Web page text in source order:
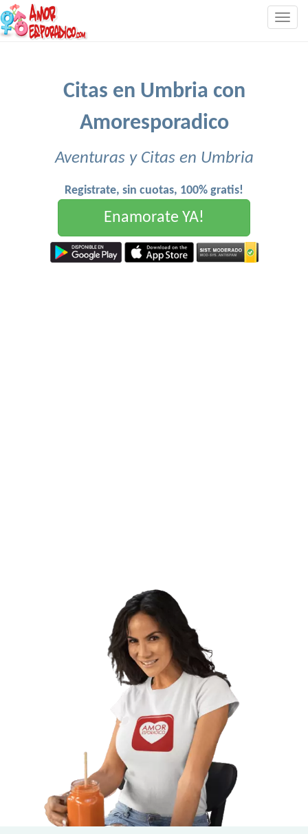
Citas en Umbria con
Amoresporadico
Aventuras y Citas en Umbria
Registrate, sin cuotas, 100% gratis!
Enamorate YA!